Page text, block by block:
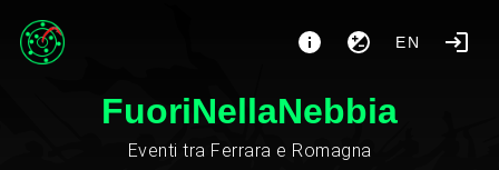
EN
FuoriNellaNebbia
Eventi tra Ferrara e Romagna